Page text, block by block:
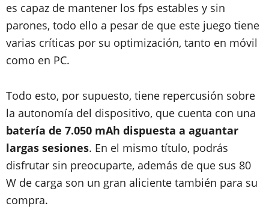
es capaz de mantener los fps estables y sin
parones, todo ello a pesar de que este juego tiene
varias críticas por su optimización, tanto en móvil
como en PC.
Todo esto, por supuesto, tiene repercusión sobre
la autonomía del dispositivo, que cuenta con una
batería de 7.050 mAh dispuesta a aguantar
largas sesiones. En el mismo título, podrás
disfrutar sin preocuparte, además de que sus 80
W de carga son un gran aliciente también para su
compra.